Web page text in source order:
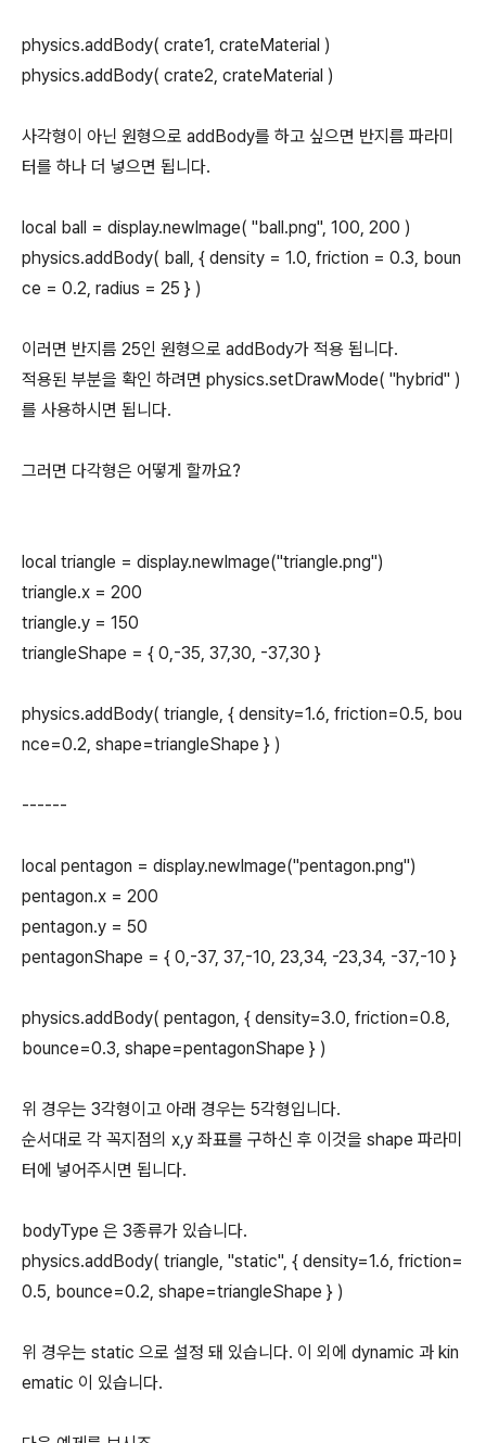
physics.addBody( crate1, crateMaterial )
physics.addBody( crate2, crateMaterial )
사각형이 아닌 원형으로 addBody를 하고 싶으면 반지름 파라미
터를 하나 더 넣으면 됩니다.
local ball = display.newImage( "ball.png", 100, 200 )
physics.addBody( ball, { density = 1.0, friction = 0.3, boun
ce = 0.2, radius = 25 } )
이러면 반지름 25인 원형으로 addBody가 적용 됩니다.
적용된 부분을 확인 하려면 physics.setDrawMode( "hybrid" )
를 사용하시면 됩니다.
그러면 다각형은 어떻게 할까요?
local triangle = display.newImage("triangle.png")
triangle.x = 200
triangle.y = 150
triangleShape = { 0,-35, 37,30, -37,30 }
physics.addBody( triangle, { density=1.6, friction=0.5, bou
nce=0.2, shape=triangleShape } )
------
local pentagon = display.newImage("pentagon.png")
pentagon.x = 200
pentagon.y = 50
pentagonShape = { 0,-37, 37,-10, 23,34, -23,34, -37,-10 }
physics.addBody( pentagon, { density=3.0, friction=0.8,
bounce=0.3, shape=pentagonShape } )
위 경우는 3각형이고 아래 경우는 5각형입니다.
순서대로 각 꼭지점의 x,y 좌표를 구하신 후 이것을 shape 파라미
터에 넣어주시면 됩니다.
bodyType 은 3종류가 있습니다.
physics.addBody( triangle, "static", { density=1.6, friction=
0.5, bounce=0.2, shape=triangleShape } )
위 경우는 static 으로 설정 돼 있습니다. 이 외에 dynamic 과 kin
ematic 이 있습니다.